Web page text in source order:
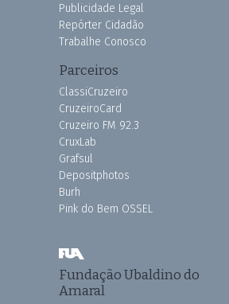
Publicidade Legal
Repórter Cidadão
Trabalhe Conosco
Parceiros
ClassiCruzeiro
CruzeiroCard
Cruzeiro FM 92.3
CruxLab
Grafsul
Depositphotos
Burh
Pink do Bem OSSEL
Fundação Ubaldino do
Amaral